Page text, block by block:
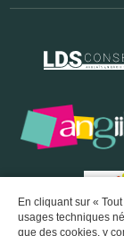
En cliquant sur «
usages techniques
que des cookies, y